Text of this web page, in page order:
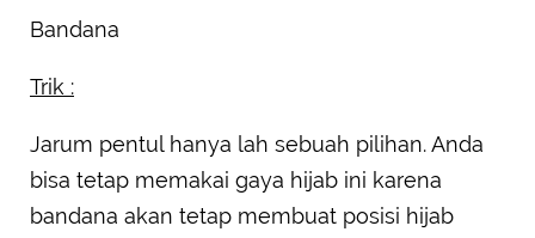
Bandana
Trik :
Jarum pentul hanya lah sebuah pilihan. Anda
bisa tetap memakai gaya hijab ini karena
bandana akan tetap membuat posisi hijab